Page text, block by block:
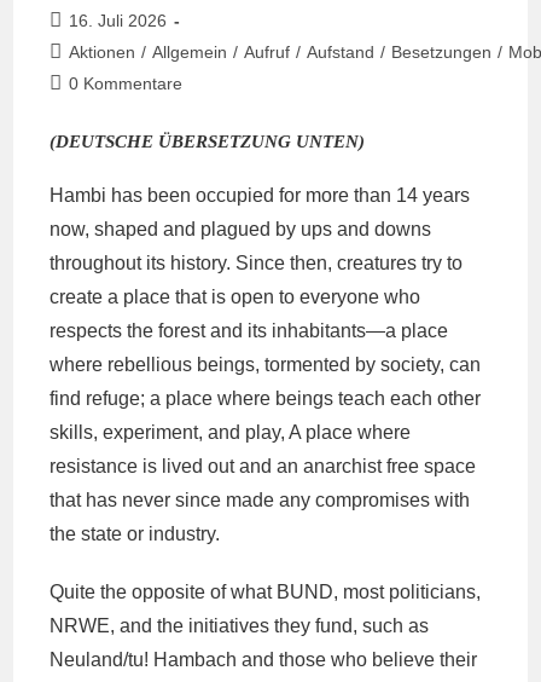
Beitrag
veröffentlicht:
16. Juli 2026
Beitrags-
Kategorie:
Aktionen / Allgemein / Aufruf / Aufstand / Besetzungen /
Beitrags-
0 Kommentare
(DEUTSCHE ÜBERSETZUNG UNTEN)
Hambi has been occupied for more than 14 years
now, shaped and plagued by ups and downs
throughout its history. Since then, creatures try to
create a place that is open to everyone who
respects the forest and its inhabitants—a place
where rebellious beings, tormented by society, can
find refuge; a place where beings teach each other
skills, experiment, and play, A place where
resistance is lived out and an anarchist free space
that has never since made any compromises with
the state or industry.
Quite the opposite of what BUND, most politicians,
NRWE, and the initiatives they fund, such as
Neuland/tu! Hambach and those who believe their